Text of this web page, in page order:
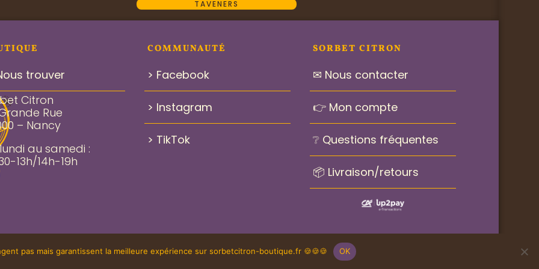
TAVENERS
trouver
Citron
Rue
– Nancy
au samedi :
13h/14h-19h
COMMUNAUTÉ
> Facebook
> Instagram
> TikTok
SORBET CITRON
✉ Nous contacter
👉 Mon compte
❔ Questions fréquentes
📦 Livraison/retours
générales de vente Mentions légales – CARAJI © Sorbet Citron 2021-2025
pas mais garantissent la meilleure expérience sur sorbetcitron-boutique.fr 🍪🍪🍪 OK